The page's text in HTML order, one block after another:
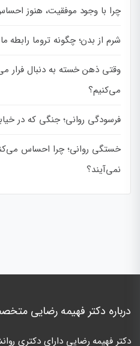
چرا با وجود موفقیت، هنوز
شرم از بدن؛ چگونه تروما رابطه
وقتی ذهن خسته به دنبال فرار
می‌کنیم؟
فرسودگی روانی؛ جنگی که در
خستگی روانی؛ چرا احساس
نمی‌آیند؟
درباره دکتر فهیمه رضایی
دكتر فهيمه رضايی دارای دكتری